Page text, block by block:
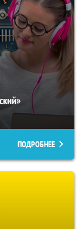
ПОДРОБНЕЕ